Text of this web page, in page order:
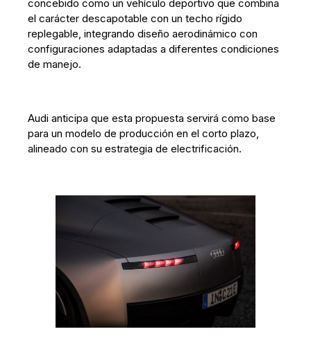
concebido como un vehículo deportivo que combina
el carácter descapotable con un techo rígido
replegable, integrando diseño aerodinámico con
configuraciones adaptadas a diferentes condiciones
de manejo.
Audi anticipa que esta propuesta servirá como base
para un modelo de producción en el corto plazo,
alineado con su estrategia de electrificación.